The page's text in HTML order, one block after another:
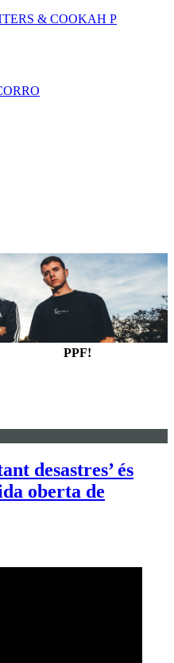
& COOKAH P
PPF!
desastres’ és
oberta de